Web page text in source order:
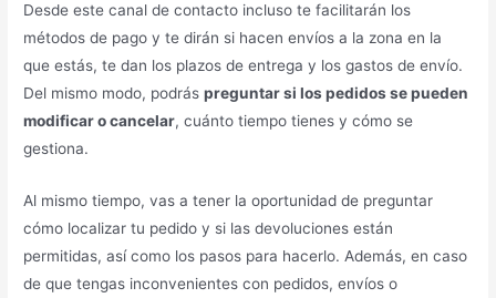
Desde este canal de contacto incluso te facilitarán los
métodos de pago y te dirán si hacen envíos a la zona en la
que estás, te dan los plazos de entrega y los gastos de envío.
Del mismo modo, podráspreguntar si los pedidos se pueden
modificar o cancelar, cuánto tiempo tienes y cómo se
gestiona.
Al mismo tiempo, vas a tener la oportunidad de preguntar
cómo localizar tu pedido y si las devoluciones están
permitidas, así como los pasos para hacerlo. Además, en caso
de que tengas inconvenientes con pedidos, envíos o